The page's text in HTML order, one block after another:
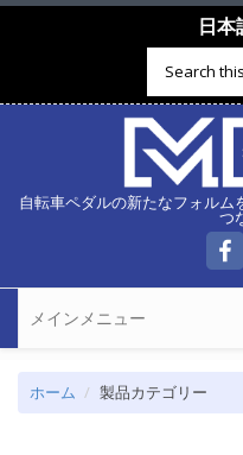
メインコンテンツに移動日本
検索フォーム
自転車ペダルの新たなフォル
つ
ホーム 製品カテゴリー